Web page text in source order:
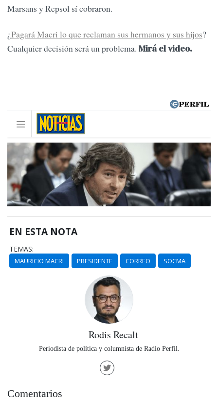
Marsans y Repsol sí cobraron.
¿Pagará Macri lo que reclaman sus hermanos y sus hijos?
Cualquier decisión será un problema. Mirá el video.
EN ESTA NOTA
TEMAS:
MAURICIO MACRI PRESIDENTE CORREO SOCMA
Rodis Recalt
Periodista de política y columnista de Radio Perfil.
Comentarios